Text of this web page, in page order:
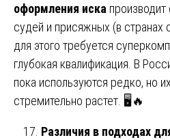
оформления иска производит
судей и присяжных (в
для этого требуется
глубокая квалификация. В
пока используются редко, но
стремительно растет. 🖥️🔥
Различия в подходах